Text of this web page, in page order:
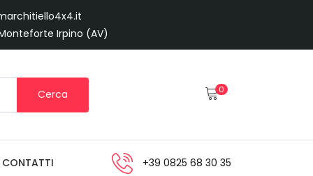
Irpino (AV)
Cerca 0
CONTATTI +39 0825 68 30 35